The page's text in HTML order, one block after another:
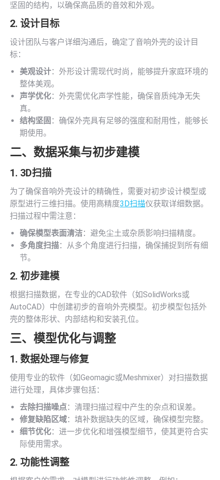
坚固的结构，以确保高品质的音效和外观。
2. 设计目标
设计团队与客户详细沟通后，确定了音响外壳的设计目
标：
美观设计：外形设计需现代时尚，能够提升家庭环境的
整体美观。
声学优化：外壳需优化声学性能，确保音质纯净无失
真。
结构坚固 ：确保外壳具有足够的强度和耐用性，能够长
期使用。
二、数据采集与初步建模
1. 3D扫描
为了确保音响外壳设计的精确性，需要对初步设计模型或
原型进行三维扫描。使用高精度3D扫描仪获取详细数据。
扫描过程中需注意：
确保模型表面清洁：避免尘土或杂质影响扫描精度。
多角度扫描：从多个角度进行扫描，确保捕捉到所有细
节。
2. 初步建模
根据扫描数据，在专业的CAD软件（如SolidWorks或
AutoCAD）中创建初步的音响外壳模型。初步模型包括外
壳的整体形状、内部结构和安装孔位。
三、模型优化与调整
1. 数据处理与修复
使用专业的软件（如Geomagic或Meshmixer）对扫描数据
进行处理，具体步骤包括：
去除扫描噪点：清理扫描过程中产生的杂点和误差。
修复缺陷区域：填补数据缺失的区域，确保模型完整。
细节优化：进一步优化和增强模型细节，使其更符合实
际使用需求。
2. 功能性调整